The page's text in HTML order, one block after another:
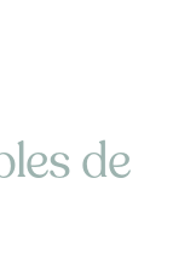
de